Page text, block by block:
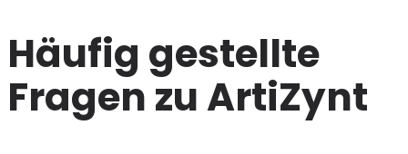
Häufig gestellte
Fragen zu ArtiZynt